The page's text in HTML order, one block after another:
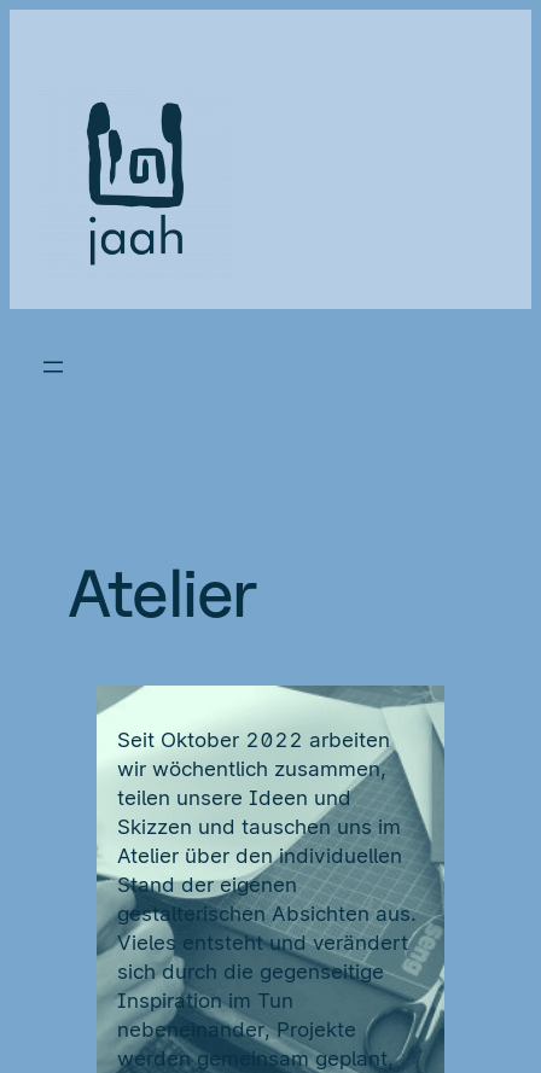
Atelier
Seit Oktober 2022 arbeiten
wir wöchentlich zusammen,
teilen unsere Ideen und
Skizzen und tauschen uns im
Atelier über den individuellen
Stand der eigenen
gestalterischen Absichten aus.
Vieles entsteht und verändert
sich durch die gegenseitige
Inspiration im Tun
nebeneinander, Projekte
werden gemeinsam geplant,